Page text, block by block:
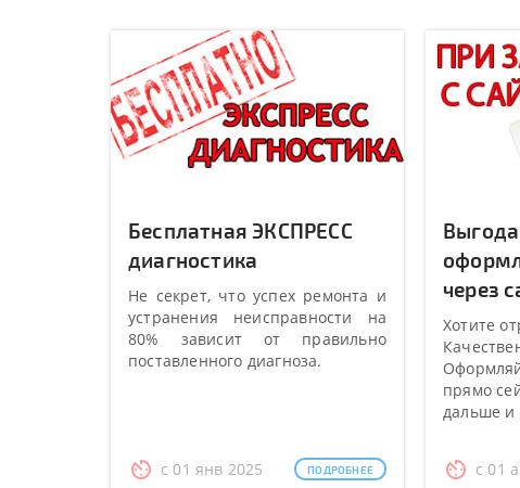
Бесплатная ЭКСПРЕСС
диагностика
Не секрет, что успех ремонта и
устранения неисправности на
80% зависит от правильно
поставленного диагноза.
с 01 янв 2025 ПОДРОБНЕЕ
через
Хотите
прямо
дальше
с 01